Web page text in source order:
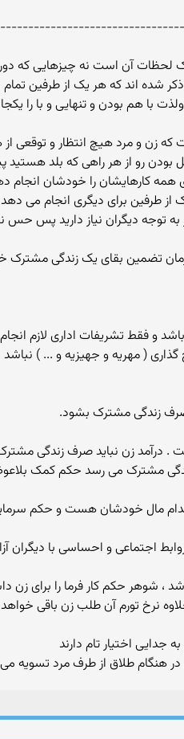
لحظات آن است نه چیزهایی که
ذکر شده اند که هر یک از طرفین
با هم بودن و تنهایی و با را
که زن و مرد هیچ انتظار و
بودن رو از هر راهی که بلد هستید
همه کارهایشان را خودشان
طرفین برای دیگری انجام می
به توجه دیگران نیاز دارید پس حس
تضمین بقای یک زندگی
و فقط تشریفات اداری لازم
( مهریه و جهیزیه و ... ) نباشد
درآمد زن نباید صرف زندگی
مشترک می رسد حکم کمک
مال خودشان هست و حکم
اجتماعی و احساسی با دیگران
نرخ تورم آن طلب زن باقی
جدایی اختیار تام دارند
هنگام طلاق از طرف مرد تسویه